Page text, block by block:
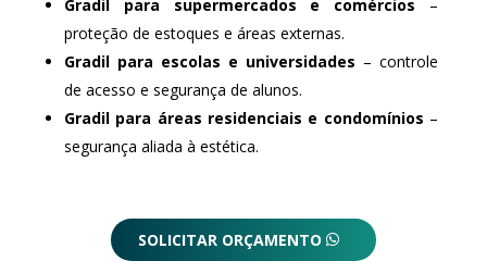
Gradil para supermercados e comércios –
proteção de estoques e áreas externas.
Gradil para escolas e universidades – controle
de acesso e segurança de alunos.
Gradil para áreas residenciais e condomínios –
segurança aliada à estética.
SOLICITAR ORÇAMENTO